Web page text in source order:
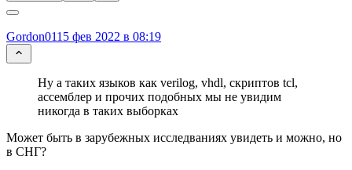
Gordon0115 фев 2022 в 08:19
Ну а таких языков как verilog, vhdl, скриптов tcl,
ассемблер и прочих подобных мы не увидим
никогда в таких выборках
Может быть в зарубежных исследваниях увидеть и можно, но
в СНГ?